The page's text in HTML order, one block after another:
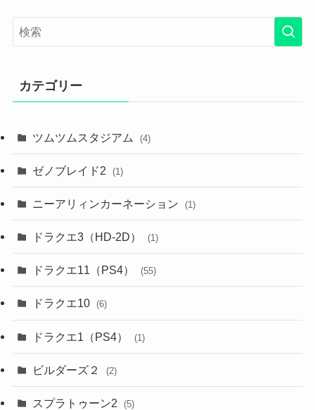
カテゴリー
ツムツムスタジアム (4)
ゼノブレイド2 (1)
ニーアリィンカーネーション (1)
ドラクエ3（HD-2D） (1)
ドラクエ11（PS4） (55)
ドラクエ10 (6)
ドラクエ1（PS4） (1)
ビルダーズ２ (2)
スプラトゥーン2 (5)